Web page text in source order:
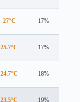
27°C 17%
25.7°C 17%
24.7°C 18%
23.5°C 19%